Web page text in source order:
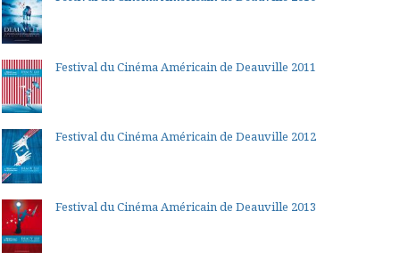
Festival du Cinéma Américain de Deauville 2011
Festival du Cinéma Américain de Deauville 2012
Festival du Cinéma Américain de Deauville 2013